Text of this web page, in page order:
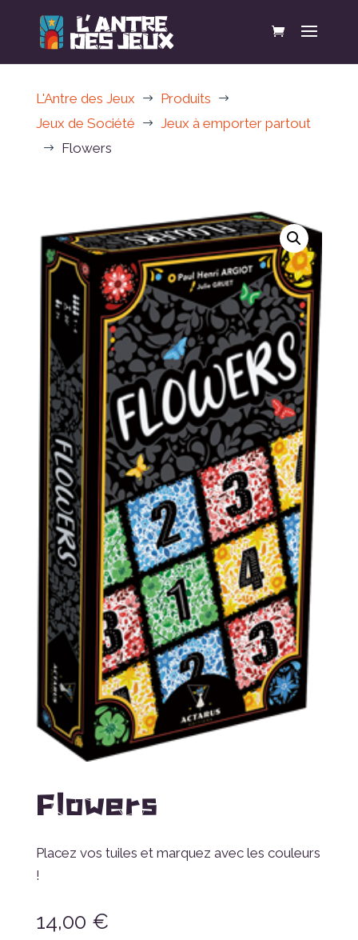
L'Antre des Jeux $ Produits $
Jeux de Société $ Jeux à emporter partout
$ Flowers
Flowers
Placez vos tuiles et marquez avec les couleurs
!
14,00 €